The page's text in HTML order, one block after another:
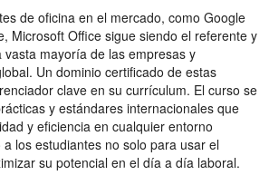
de oficina en el mercado, como Google
Microsoft Office sigue siendo el referente y
mayoría de las empresas y
Un dominio certificado de estas
clave en su currículum. El curso se
y estándares internacionales que
y eficiencia en cualquier entorno
los estudiantes no solo para usar el
su potencial en el día a día laboral.